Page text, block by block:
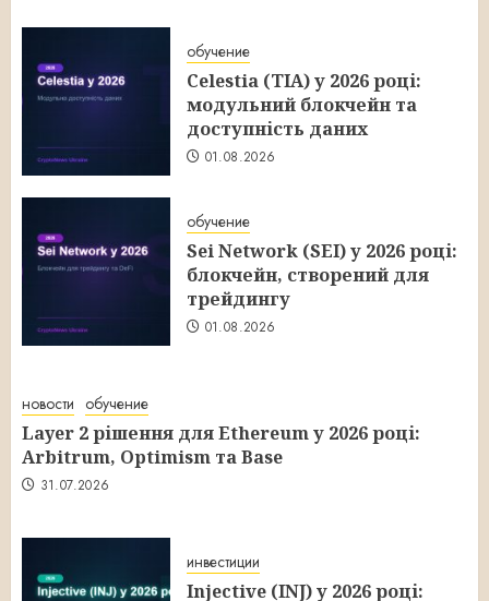
обучение
Celestia (TIA) у 2026 році:
модульний блокчейн та
доступність даних
01.08.2026
обучение
Sei Network (SEI) у 2026 році:
блокчейн, створений для
трейдингу
01.08.2026
новости обучение
Layer 2 рішення для Ethereum у 2026 році:
Arbitrum, Optimism та Base
31.07.2026
инвестиции
Injective (INJ) у 2026 році: